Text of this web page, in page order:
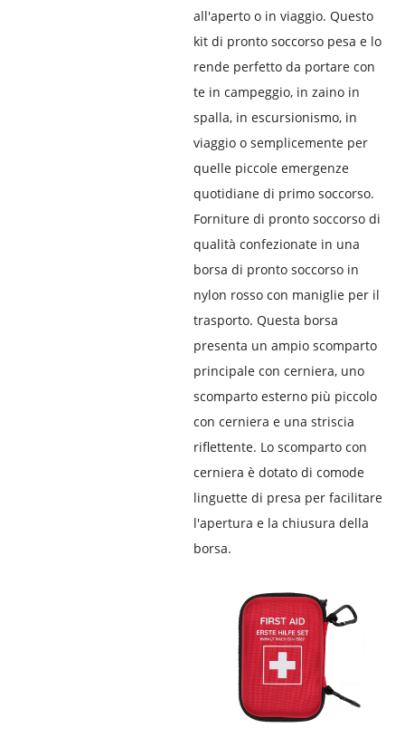
all'aperto o in viaggio. Questo
kit di pronto soccorso pesa e lo
rende perfetto da portare con
te in campeggio, in zaino in
spalla, in escursionismo, in
viaggio o semplicemente per
quelle piccole emergenze
quotidiane di primo soccorso.
Forniture di pronto soccorso di
qualità confezionate in una
borsa di pronto soccorso in
nylon rosso con maniglie per il
trasporto. Questa borsa
presenta un ampio scomparto
principale con cerniera, uno
scomparto esterno più piccolo
con cerniera e una striscia
riflettente. Lo scomparto con
cerniera è dotato di comode
linguette di presa per facilitare
l'apertura e la chiusura della
borsa.